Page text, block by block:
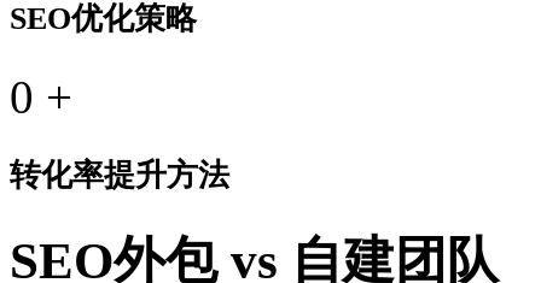
SEO优化策略
0 +
转化率提升方法
SEO外包 vs 自建团队